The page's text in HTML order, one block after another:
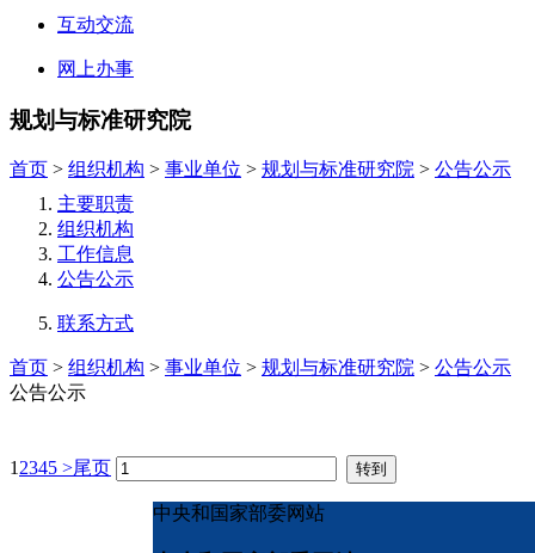
互动交流
网上办事
规划与标准研究院
首页 > 组织机构 > 事业单位 > 规划与标准研究院 > 公告公示
主要职责
组织机构
工作信息
公告公示
联系方式
首页 > 组织机构 > 事业单位 > 规划与标准研究院 > 公告公示
公告公示
1 2345 >尾页
中央和国家部委网站